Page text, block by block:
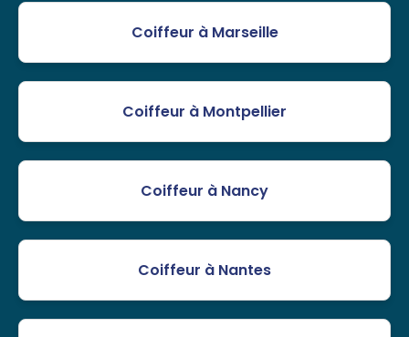
Coiffeur à Marseille
Coiffeur à Montpellier
Coiffeur à Nancy
Coiffeur à Nantes